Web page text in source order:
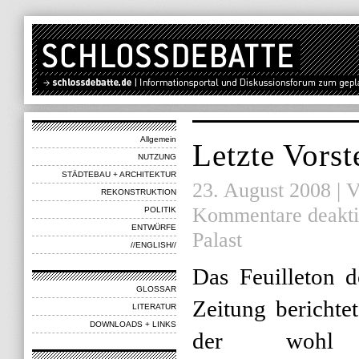
Allgemein
NUTZUNG
STÄDTEBAU + ARCHITEKTUR
REKONSTRUKTION
POLITIK
ENTWÜRFE
//ENGLISH//
GLOSSAR
LITERATUR
DOWNLOADS + LINKS
Letzte
23. August 2008 |
Kommentare
Palast
Das Feuilleton
Zeitung
der wohl